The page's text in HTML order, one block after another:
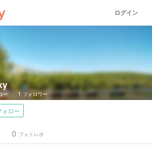
ログイン
ー 1 フォロワー
ォロー
フォトレポ
0